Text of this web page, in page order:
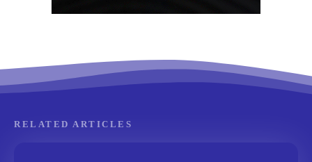
RELATED ARTICLES